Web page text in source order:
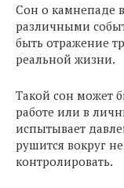
Сон о камнепаде
различными
быть отражение
реальной жизни.
Такой сон может
работе или в
испытывает
рушится вокруг
контролировать.